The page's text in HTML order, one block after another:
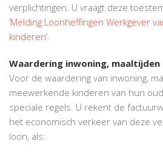
verplichtingen. U vraagt deze
‘Melding Loonheffingen Werkgever
kinderen’
Waardering inwoning, maaltijden
Voor de waardering van inwoning,
meewerkende kinderen van hun
speciale regels. U rekent de
het economisch verkeer van deze
loon, als: